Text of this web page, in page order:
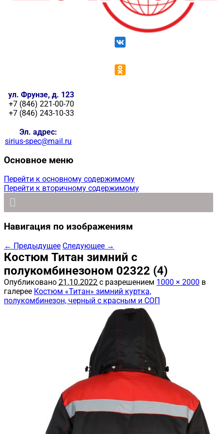
ул. Фрунзе, д. 123
+7 (846) 221-00-70
+7 (846) 243-10-33
Эл. адрес:
sirius-spec@mail.ru
Основное меню
Перейти к основному содержимому
Перейти к вторичному содержимому
Навигация по изображениям
← Предыдущее Следующее →
Костюм Титан зимний с
полукомбинезоном 02322 (4)
Опубликовано 21.10.2022 с разрешением 1000 × 2000 в
галерее Костюм «Титан» зимний куртка,
полукомбинезон, черный с красным и СОП